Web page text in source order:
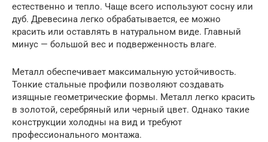
естественно и тепло. Чаще всего используют сосну или
дуб. Древесина легко обрабатывается, ее можно
красить или оставлять в натуральном виде. Главный
минус — большой вес и подверженность влаге.
Металл обеспечивает максимальную устойчивость.
Тонкие стальные профили позволяют создавать
изящные геометрические формы. Металл легко красить
в золотой, серебряный или черный цвет. Однако такие
конструкции холодны на вид и требуют
профессионального монтажа.